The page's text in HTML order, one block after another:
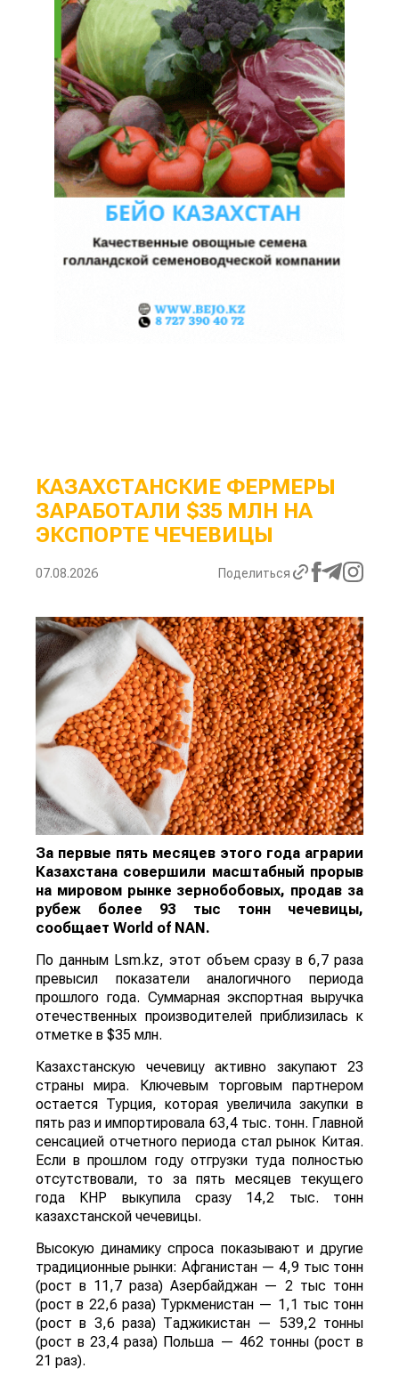
КАЗАХСТАНСКИЕ ФЕРМЕРЫ
ЗАРАБОТАЛИ $35 МЛН НА
ЭКСПОРТЕ ЧЕЧЕВИЦЫ
07.08.2026 Поделиться
За первые пять месяцев этого года аграрии
Казахстана совершили масштабный прорыв
на мировом рынке зернобобовых, продав за
рубеж более 93 тыс тонн чечевицы,
сообщает World of NAN.
По данным Lsm.kz, этот объем сразу в 6,7 раза
превысил показатели аналогичного периода
прошлого года. Суммарная экспортная выручка
отечественных производителей приблизилась к
отметке в $35 млн.
Казахстанскую чечевицу активно закупают 23
страны мира. Ключевым торговым партнером
остается Турция, которая увеличила закупки в
пять раз и импортировала 63,4 тыс. тонн. Главной
сенсацией отчетного периода стал рынок Китая.
Если в прошлом году отгрузки туда полностью
отсутствовали, то за пять месяцев текущего
года КНР выкупила сразу 14,2 тыс. тонн
казахстанской чечевицы.
Высокую динамику спроса показывают и другие
традиционные рынки: Афганистан — 4,9 тыс тонн
(рост в 11,7 раза) Азербайджан — 2 тыс тонн
(рост в 22,6 раза) Туркменистан — 1,1 тыс тонн
(рост в 3,6 раза) Таджикистан — 539,2 тонны
(рост в 23,4 раза) Польша — 462 тонны (рост в
21 раз).